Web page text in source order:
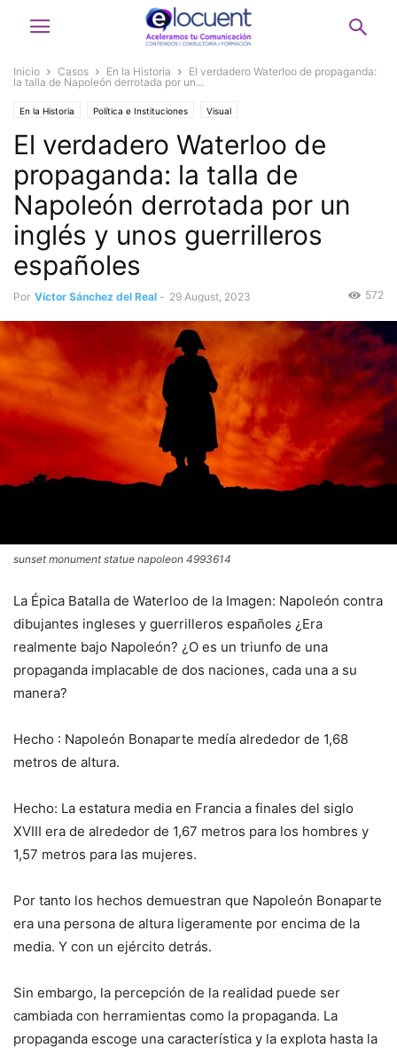
Inicio Casos En la Historia
El verdadero Waterloo de propaganda:
la talla de Napoleón derrotada por un...
En la Historia Política e Instituciones Visual
El verdadero Waterloo de
propaganda: la talla de
Napoleón derrotada por un
inglés y unos guerrilleros
españoles
Por Víctor Sánchez del Real - 29 August, 2023 572
sunset monument statue napoleon 4993614
La Épica Batalla de Waterloo de la Imagen: Napoleón contra
dibujantes ingleses y guerrilleros españoles ¿Era
realmente bajo Napoleón? ¿O es un triunfo de una
propaganda implacable de dos naciones, cada una a su
manera?
Hecho : Napoleón Bonaparte medía alrededor de 1,68
metros de altura.
Hecho: La estatura media en Francia a finales del siglo
XVIII era de alrededor de 1,67 metros para los hombres y
1,57 metros para las mujeres.
Por tanto los hechos demuestran que Napoleón Bonaparte
era una persona de altura ligeramente por encima de la
media. Y con un ejército detrás.
Sin embargo, la percepción de la realidad puede ser
cambiada con herramientas como la propaganda. La
propaganda escoge una característica y la explota hasta la